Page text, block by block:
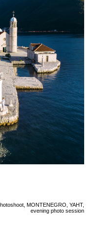
MONTENEGRO, YAHT,
evening photo session